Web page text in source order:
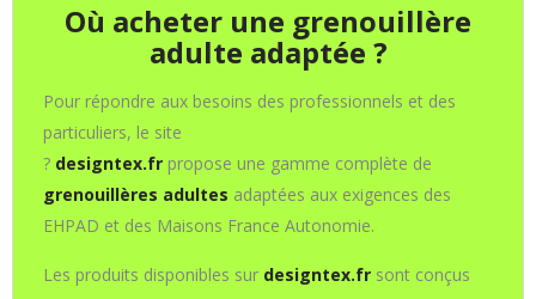
Où acheter une grenouillère
adulte adaptée ?
Pour répondre aux besoins des professionnels et des
particuliers, le site
? designtex.fr propose une gamme complète de
grenouillères adultes adaptées aux exigences des
EHPAD et des Maisons France Autonomie.
Les produits disponibles sur designtex.fr sont conçus